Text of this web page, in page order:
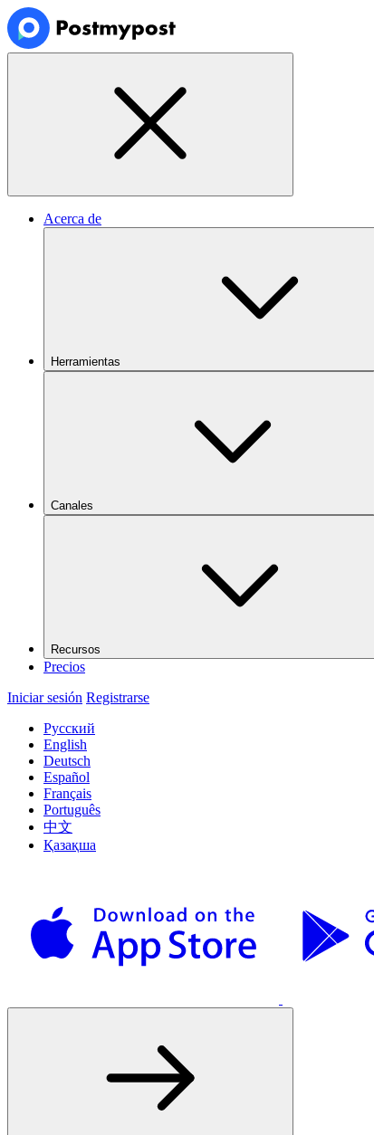
Acerca de
Herramientas
Canales
Recursos
Precios
Iniciar sesión Registrarse
Русский
English
Deutsch
Español
Français
Português
中文
Қазақша